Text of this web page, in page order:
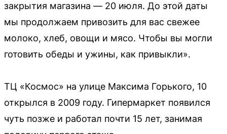
закрытия магазина — 20 июля. До этой даты
мы продолжаем привозить для вас свежее
молоко, хлеб, овощи и мясо. Чтобы вы могли
готовить обеды и ужины, как привыкли».
ТЦ «Космос» на улице Максима Горького, 10
открылся в 2009 году. Гипермаркет появился
чуть позже и работал почти 15 лет, занимая